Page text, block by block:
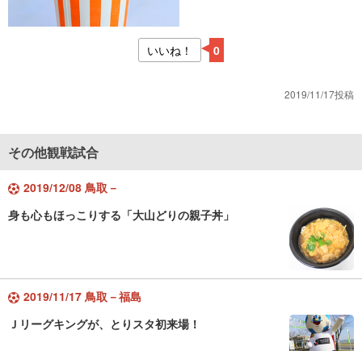
いいね！ 0
2019/11/17投稿
その他観戦試合
2019/12/08 鳥取－
身も心もほっこりする「大山どりの親子丼」
2019/11/17 鳥取－福島
Ｊリーグキングが、とりスタ初来場！